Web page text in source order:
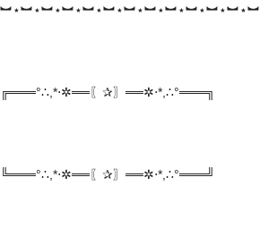
︼⋆︼⋆︼⋆︼⋆︼⋆︼⋆︼⋆︼⋆︼⋆︼⋆︼⋆︼⋆︼
╔═══°∴,*⋅✲══〖✰〗══✲⋅*,∴°═══╗
╚═══°∴,*⋅✲══〖✰〗══✲⋅*,∴°═══╝